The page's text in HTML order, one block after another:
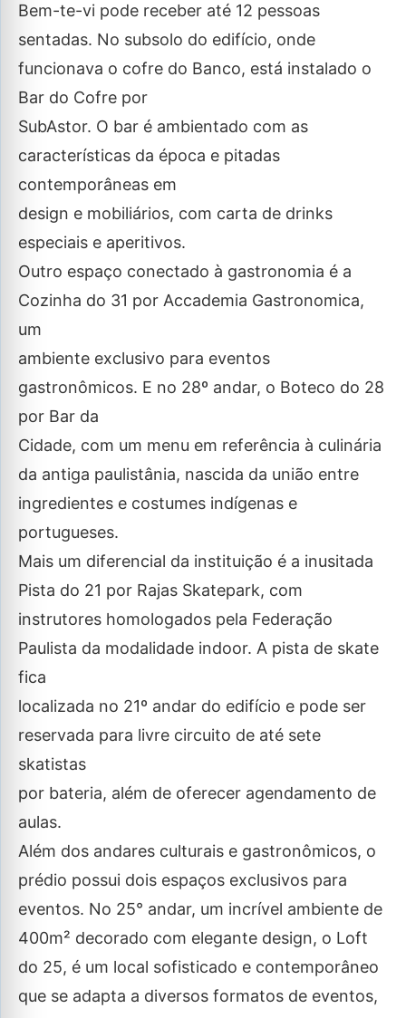
Bem-te-vi pode receber até 12 pessoas
sentadas. No subsolo do edifício, onde
funcionava o cofre do Banco, está instalado o
Bar do Cofre por
SubAstor. O bar é ambientado com as
características da época e pitadas
contemporâneas em
design e mobiliários, com carta de drinks
especiais e aperitivos.
Outro espaço conectado à gastronomia é a
Cozinha do 31 por Accademia Gastronomica,
um
ambiente exclusivo para eventos
gastronômicos. E no 28º andar, o Boteco do 28
por Bar da
Cidade, com um menu em referência à culinária
da antiga paulistânia, nascida da união entre
ingredientes e costumes indígenas e
portugueses.
Mais um diferencial da instituição é a inusitada
Pista do 21 por Rajas Skatepark, com
instrutores homologados pela Federação
Paulista da modalidade indoor. A pista de skate
fica
localizada no 21º andar do edifício e pode ser
reservada para livre circuito de até sete
skatistas
por bateria, além de oferecer agendamento de
aulas.
Além dos andares culturais e gastronômicos, o
prédio possui dois espaços exclusivos para
eventos. No 25° andar, um incrível ambiente de
400m² decorado com elegante design, o Loft
do 25, é um local sofisticado e contemporâneo
que se adapta a diversos formatos de eventos,